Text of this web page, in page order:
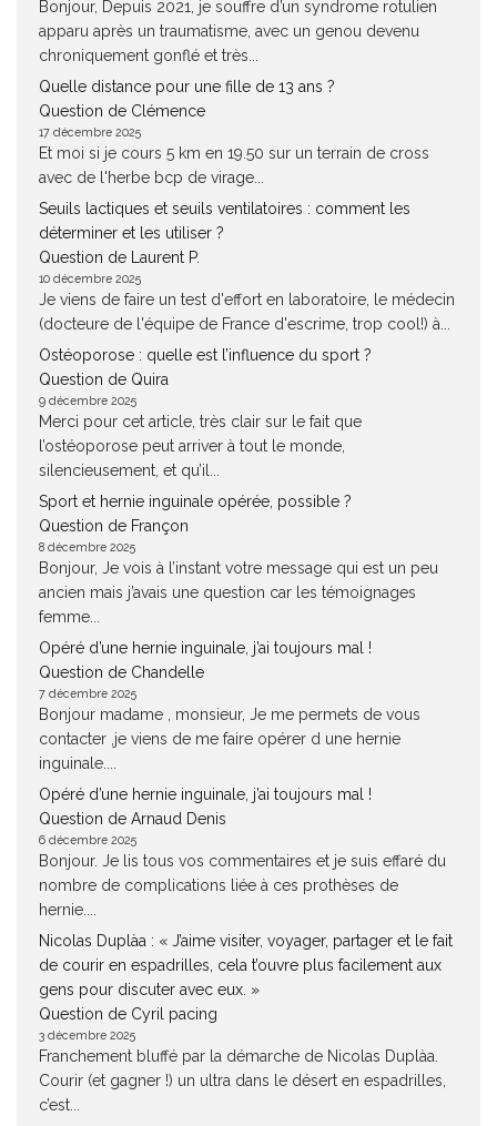
Bonjour, Depuis 2021, je souffre d’un syndrome rotulien
apparu après un traumatisme, avec un genou devenu
chroniquement gonflé et très...
Quelle distance pour une fille de 13 ans ?
Question de Clémence
17 décembre 2025
Et moi si je cours 5 km en 19.50 sur un terrain de cross
avec de l'herbe bcp de virage...
Seuils lactiques et seuils ventilatoires : comment les
déterminer et les utiliser ?
Question de Laurent P.
10 décembre 2025
Je viens de faire un test d'effort en laboratoire, le médecin
(docteure de l'équipe de France d'escrime, trop cool!) à...
Ostéoporose : quelle est l’influence du sport ?
Question de Quira
9 décembre 2025
Merci pour cet article, très clair sur le fait que
l’ostéoporose peut arriver à tout le monde,
silencieusement, et qu’il...
Sport et hernie inguinale opérée, possible ?
Question de Françon
8 décembre 2025
Bonjour, Je vois à l’instant votre message qui est un peu
ancien mais j’avais une question car les témoignages
femme...
Opéré d’une hernie inguinale, j’ai toujours mal !
Question de Chandelle
7 décembre 2025
Bonjour madame , monsieur, Je me permets de vous
contacter ,je viens de me faire opérer d une hernie
inguinale....
Opéré d’une hernie inguinale, j’ai toujours mal !
Question de Arnaud Denis
6 décembre 2025
Bonjour. Je lis tous vos commentaires et je suis effaré du
nombre de complications liée à ces prothèses de
hernie....
Nicolas Duplàa : « J’aime visiter, voyager, partager et le fait
de courir en espadrilles, cela t’ouvre plus facilement aux
gens pour discuter avec eux. »
Question de Cyril pacing
3 décembre 2025
Franchement bluffé par la démarche de Nicolas Duplàa.
Courir (et gagner !) un ultra dans le désert en espadrilles,
c’est...